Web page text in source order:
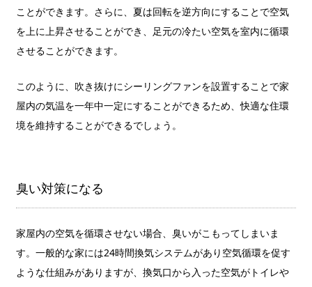
ことができます。さらに、夏は回転を逆方向にすることで空気
を上に上昇させることができ、足元の冷たい空気を室内に循環
させることができます。
このように、吹き抜けにシーリングファンを設置することで家
屋内の気温を一年中一定にすることができるため、快適な住環
境を維持することができるでしょう。
臭い対策になる
家屋内の空気を循環させない場合、臭いがこもってしまいま
す。一般的な家には24時間換気システムがあり空気循環を促す
ような仕組みがありますが、換気口から入った空気がトイレや